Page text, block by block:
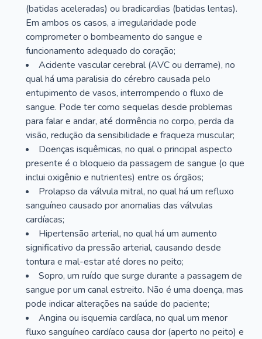
(batidas aceleradas) ou bradicardias (batidas lentas).
Em ambos os casos, a irregularidade pode
comprometer o bombeamento do sangue e
funcionamento adequado do coração;
Acidente vascular cerebral (AVC ou derrame), no
qual há uma paralisia do cérebro causada pelo
entupimento de vasos, interrompendo o fluxo de
sangue. Pode ter como sequelas desde problemas
para falar e andar, até dormência no corpo, perda da
visão, redução da sensibilidade e fraqueza muscular;
Doenças isquêmicas, no qual o principal aspecto
presente é o bloqueio da passagem de sangue (o que
inclui oxigênio e nutrientes) entre os órgãos;
Prolapso da válvula mitral, no qual há um refluxo
sanguíneo causado por anomalias das válvulas
cardíacas;
Hipertensão arterial, no qual há um aumento
significativo da pressão arterial, causando desde
tontura e mal-estar até dores no peito;
Sopro, um ruído que surge durante a passagem de
sangue por um canal estreito. Não é uma doença, mas
pode indicar alterações na saúde do paciente;
Angina ou isquemia cardíaca, no qual um menor
fluxo sanguíneo cardíaco causa dor (aperto no peito) e